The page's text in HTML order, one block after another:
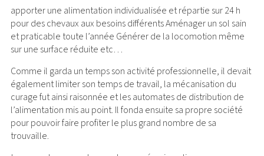
apporter une alimentation individualisée et répartie sur 24 h
pour des chevaux aux besoins différents Aménager un sol sain
et praticable toute l’année Générer de la locomotion même
sur une surface réduite etc…
Comme il garda un temps son activité professionnelle, il devait
également limiter son temps de travail, la mécanisation du
curage fut ainsi raisonnée et les automates de distribution de
l’alimentation mis au point. Il fonda ensuite sa propre société
pour pouvoir faire profiter le plus grand nombre de sa
trouvaille.